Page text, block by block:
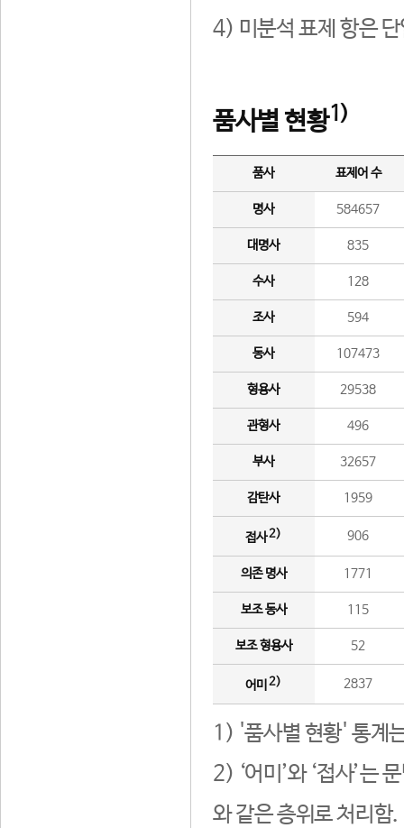
4) 미분석 표제 항은
품사별 현황1)
품사 표제어 수
명사 584657
대명사 835
수사 128
조사 594
동사 107473
형용사 29538
관형사 496
부사 32657
감탄사 1959
접사2) 906
의존 명사 1771
보조 동사 115
보조 형용사 52
어미 2) 2837
1) '품사별 현황' 통계
2) ‘어미’와 ‘접사’는
와 같은 층위로 처리함.